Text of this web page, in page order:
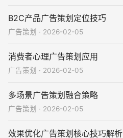
B2C产品广告策划定位技巧
广告策划 · 2026-02-05
消费者心理广告策划应用
广告策划 · 2026-02-05
多场景广告策划融合策略
广告策划 · 2026-02-05
效果优化广告策划核心技巧解析